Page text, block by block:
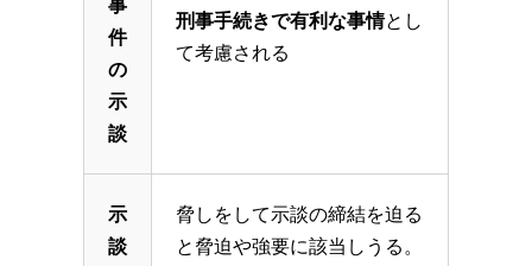
事
件
の
示
談
刑事手続きで有利な事情とし
て考慮される
示
談
脅しをして示談の締結を迫る
と脅迫や強要に該当しうる。